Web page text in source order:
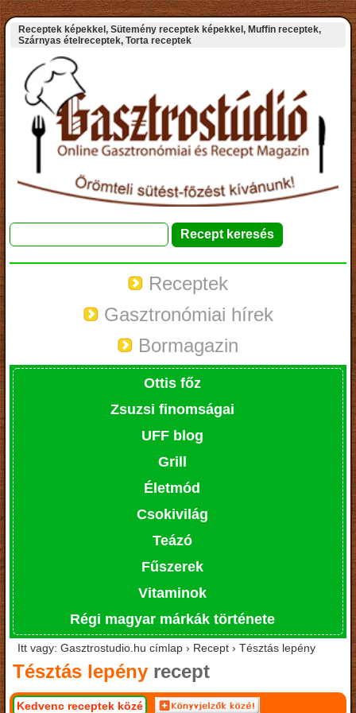
Receptek képekkel, Sütemény receptek képekkel, Muffin receptek,
Szárnyas ételreceptek, Torta receptek
Receptek
Gasztronómiai hírek
Bormagazin
Ottis főz
Zsuzsi finomságai
UFF blog
Grill
Életmód
Csokivilág
Teázó
Fűszerek
Vitaminok
Régi magyar márkák története
Itt vagy: Gasztrostudio.hu címlap › Recept › Tésztás lepény
Tésztás lepény recept
Kedvenc receptek közé